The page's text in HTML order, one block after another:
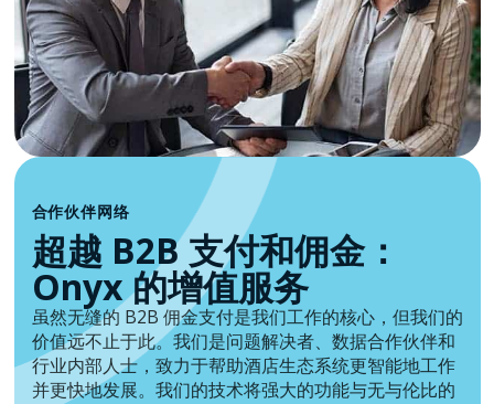
合作伙伴网络
超越 B2B 支付和佣金：
Onyx 的增值服务
虽然无缝的 B2B 佣金支付是我们工作的核心，但我们的
价值远不止于此。我们是问题解决者、数据合作伙伴和
行业内部人士，致力于帮助酒店生态系统更智能地工作
并更快地发展。我们的技术将强大的功能与无与伦比的